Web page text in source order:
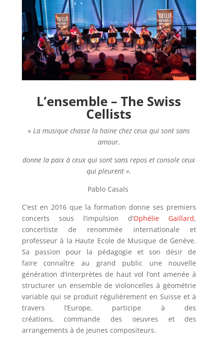
L’ensemble – The Swiss
Cellists
«La musique chasse la haine chez ceux qui sont sans
amour,
donne la paix à ceux quisont sans repos et console ceux
qui pleurent ».
Pablo Casals
C’est en 2016 que la formation donne ses premiers
concerts sous l’impulsion d’Ophélie Gaillard,
concertiste de renommée internationale et
professeur à la Haute Ecole de Musique de Genève.
Sa passion pour la pédagogie et son désir de
faireconnaître au grand public une nouvelle
génération d’interprètes de haut vol l’ontamenée à
structurer un ensemble de violoncelles à géométrie
variable qui se produit régulièrement en Suisse et à
travers l’Europe, participe à des
créations,commande des oeuvres et des
arrangements à de jeunes compositeurs.